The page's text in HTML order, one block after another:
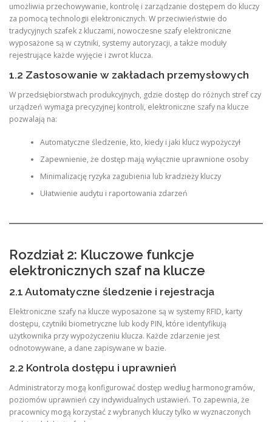
umożliwia przechowywanie, kontrolę i zarządzanie dostępem do kluczy
za pomocą technologii elektronicznych. W przeciwieństwie do
tradycyjnych szafek z kluczami, nowoczesne szafy elektroniczne
wyposażone są w czytniki, systemy autoryzacji, a także moduły
rejestrujące każde wyjęcie i zwrot klucza.
1.2 Zastosowanie w zakładach przemysłowych
W przedsiębiorstwach produkcyjnych, gdzie dostęp do różnych stref czy
urządzeń wymaga precyzyjnej kontroli, elektroniczne szafy na klucze
pozwalają na:
Automatyczne śledzenie, kto, kiedy i jaki klucz wypożyczył
Zapewnienie, że dostęp mają wyłącznie uprawnione osoby
Minimalizację ryzyka zagubienia lub kradzieży kluczy
Ułatwienie audytu i raportowania zdarzeń
Rozdział 2: Kluczowe funkcje
elektronicznych szaf na klucze
2.1 Automatyczne śledzenie i rejestracja
Elektroniczne szafy na klucze wyposażone są w systemy RFID, karty
dostępu, czytniki biometryczne lub kody PIN, które identyfikują
użytkownika przy wypożyczeniu klucza. Każde zdarzenie jest
odnotowywane, a dane zapisywane w bazie.
2.2 Kontrola dostępu i uprawnień
Administratorzy mogą konfigurować dostęp według harmonogramów,
poziomów uprawnień czy indywidualnych ustawień. To zapewnia, że
pracownicy mogą korzystać z wybranych kluczy tylko w wyznaczonych